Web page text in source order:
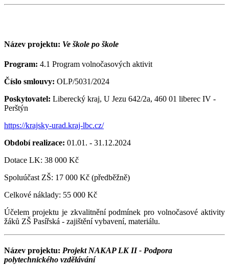
Název projektu: Ve škole po škole
Program: 4.1 Program volnočasových aktivit
Číslo smlouvy: OLP/5031/2024
Poskytovatel: Liberecký kraj, U Jezu 642/2a, 460 01 liberec IV -
Perštýn
https://krajsky-urad.kraj-lbc.cz/
Období realizace: 01.01. - 31.12.2024
Dotace LK: 38 000 Kč
Spoluúčast ZŠ: 17 000 Kč (předběžně)
Celkové náklady: 55 000 Kč
Účelem projektu je zkvalitnění podmínek pro volnočasové aktivity
žáků ZŠ Pasířská - zajištění vybavení, materiálu.
Název projektu: Projekt NAKAP LK II - Podpora
polytechnického vzdělávání